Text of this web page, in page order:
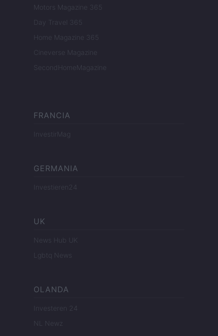
Motors Magazine 365
Day Travel 365
Home Magazine 365
Cineverse Magazine
SecondHomeMagazine
FRANCIA
InvestirMag
GERMANIA
Investieren24
UK
News Hub UK
Lgbtq News
OLANDA
Investeren 24
NL Newz